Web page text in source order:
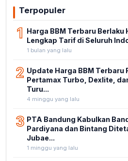
Terpopuler
1 Harga BBM Terbaru Berlaku
Lengkap Tarif di Seluruh
1 bulan yang lalu
2 Update Harga BBM Terbaru
Pertamax Turbo, Dexlite,
Turu...
4 minggu yang lalu
3 PTA Bandung Kabulkan
Pardiyana dan Bintang
Jubae...
1 minggu yang lalu